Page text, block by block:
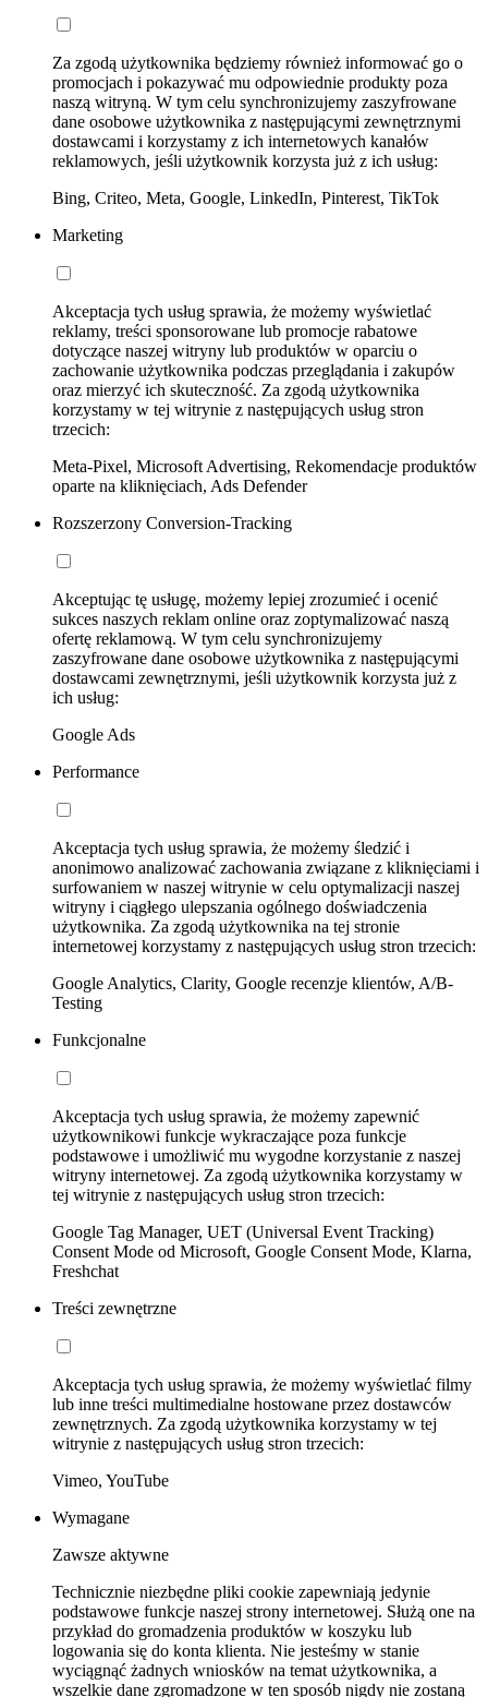
Za zgodą użytkownika będziemy również informować go o
promocjach i pokazywać mu odpowiednie produkty poza
naszą witryną. W tym celu synchronizujemy zaszyfrowane
dane osobowe użytkownika z następującymi zewnętrznymi
dostawcami i korzystamy z ich internetowych kanałów
reklamowych, jeśli użytkownik korzysta już z ich usług:
Bing, Criteo, Meta, Google, LinkedIn, Pinterest, TikTok
Marketing
Akceptacja tych usług sprawia, że możemy wyświetlać
reklamy, treści sponsorowane lub promocje rabatowe
dotyczące naszej witryny lub produktów w oparciu o
zachowanie użytkownika podczas przeglądania i zakupów
oraz mierzyć ich skuteczność. Za zgodą użytkownika
korzystamy w tej witrynie z następujących usług stron
trzecich:
Meta-Pixel, Microsoft Advertising, Rekomendacje produktów
oparte na kliknięciach, Ads Defender
Rozszerzony Conversion-Tracking
Akceptując tę usługę, możemy lepiej zrozumieć i ocenić
sukces naszych reklam online oraz zoptymalizować naszą
ofertę reklamową. W tym celu synchronizujemy
zaszyfrowane dane osobowe użytkownika z następującymi
dostawcami zewnętrznymi, jeśli użytkownik korzysta już z
ich usług:
Google Ads
Performance
Akceptacja tych usług sprawia, że możemy śledzić i
anonimowo analizować zachowania związane z kliknięciami i
surfowaniem w naszej witrynie w celu optymalizacji naszej
witryny i ciągłego ulepszania ogólnego doświadczenia
użytkownika. Za zgodą użytkownika na tej stronie
internetowej korzystamy z następujących usług stron trzecich:
Google Analytics, Clarity, Google recenzje klientów, A/B-
Testing
Funkcjonalne
Akceptacja tych usług sprawia, że możemy zapewnić
użytkownikowi funkcje wykraczające poza funkcje
podstawowe i umożliwić mu wygodne korzystanie z naszej
witryny internetowej. Za zgodą użytkownika korzystamy w
tej witrynie z następujących usług stron trzecich:
Google Tag Manager, UET (Universal Event Tracking)
Consent Mode od Microsoft, Google Consent Mode, Klarna,
Freshchat
Treści zewnętrzne
Akceptacja tych usług sprawia, że możemy wyświetlać filmy
lub inne treści multimedialne hostowane przez dostawców
zewnętrznych. Za zgodą użytkownika korzystamy w tej
witrynie z następujących usług stron trzecich:
Vimeo, YouTube
Wymagane
Zawsze aktywne
Technicznie niezbędne pliki cookie zapewniają jedynie
podstawowe funkcje naszej strony internetowej. Służą one na
przykład do gromadzenia produktów w koszyku lub
logowania się do konta klienta. Nie jesteśmy w stanie
wyciągnąć żadnych wniosków na temat użytkownika, a
wszelkie dane zgromadzone w ten sposób nigdy nie zostaną